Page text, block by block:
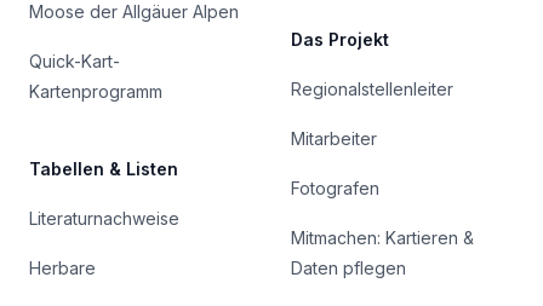
Moose der Allgäuer Alpen
Quick-Kart-
Kartenprogramm
Tabellen & Listen
Literaturnachweise
Herbare
Das Projekt
Regionalstellenleiter
Mitarbeiter
Fotografen
Mitmachen: Kartieren &
Daten pflegen